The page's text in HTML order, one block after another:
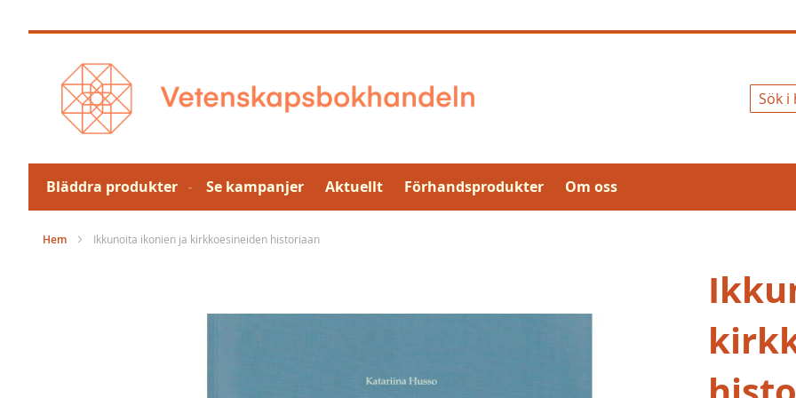
till
Bläddra produkter Se kampanjer Aktuellt Förhandsprodukter Om oss
Hem Ikkunoita ikonien ja kirkkoesineiden historiaan